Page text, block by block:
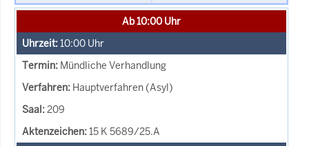
Ab 10:00 Uhr
10:00 Uhr
Mündliche Verhandlung
Hauptverfahren (Asyl)
209
15 K 5689/25.A